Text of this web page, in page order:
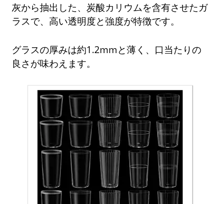
灰から抽出した、炭酸カリウムを含有させたガ
ラスで、高い透明度と強度が特徴です。
グラスの厚みは約1.2mmと薄く、口当たりの
良さが味わえます。